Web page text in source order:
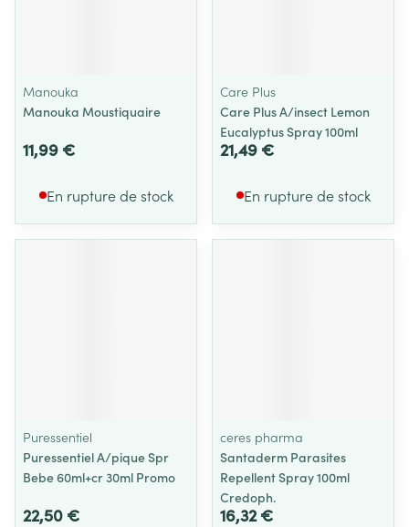
Manouka
Manouka Moustiquaire
11,99 €
En rupture de stock
Care Plus
Care Plus A/insect Lemon
Eucalyptus Spray 100ml
21,49 €
En rupture de stock
Puressentiel
Puressentiel A/pique Spr
Bebe 60ml+cr 30ml Promo
22,50 €
ceres pharma
Santaderm Parasites
Repellent Spray 100ml
Credoph.
16,32 €